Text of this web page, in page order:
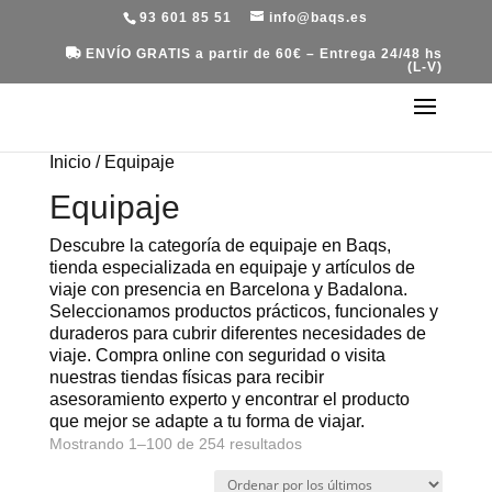
93 601 85 51 info@baqs.es
ENVÍO GRATIS a partir de 60€ – Entrega 24/48 hs
(L-V)
Inicio/ Equipaje
Equipaje
Descubre la categoría de equipaje en Baqs,
tienda especializada en equipaje y artículos de
viaje con presencia en Barcelona y Badalona.
Seleccionamos productos prácticos, funcionales y
duraderos para cubrir diferentes necesidades de
viaje. Compra online con seguridad o visita
nuestras tiendas físicas para recibir
asesoramiento experto y encontrar el producto
que mejor se adapte a tu forma de viajar.
Mostrando 1–100 de 254 resultadosOrdenado
los